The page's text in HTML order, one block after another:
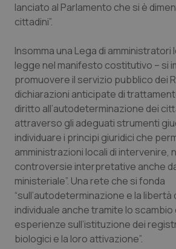
Veneto
Oncoematologia
Oncologia & Nutrizione
Psoriasi & pelle
Quotidiano Cardiologia
Quotidiano Chirurgia
Quotidiano Oncologia
Quotidiano Pediatria
Rene & patologie urogenitali
lanciato al Parlamento che si è
cittadini”.
Insomma una Lega di amministratori
legge nel manifesto costitutivo – si
promuovere il servizio pubblico dei
dichiarazioni anticipate di
diritto all’autodeterminazione dei
attraverso gli adeguati strumenti
individuare i principi giuridici che
amministrazioni locali di intervenire,
controversie interpretative anche
ministeriale”. Una rete che si fonda
“sull’autodeterminazione e la libertà
individuale anche tramite lo
esperienze sull’istituzione dei
biologici e la loro attivazione”.